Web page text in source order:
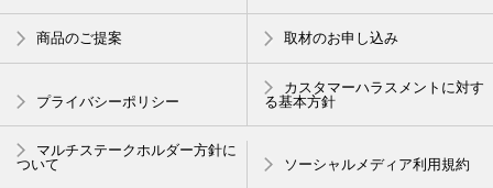
商品のご提案 取材のお申し込み
プライバシーポリシー
カスタマーハラスメントに対す
る基本方針
マルチステークホルダー方針に
ついて
ソーシャルメディア利用規約